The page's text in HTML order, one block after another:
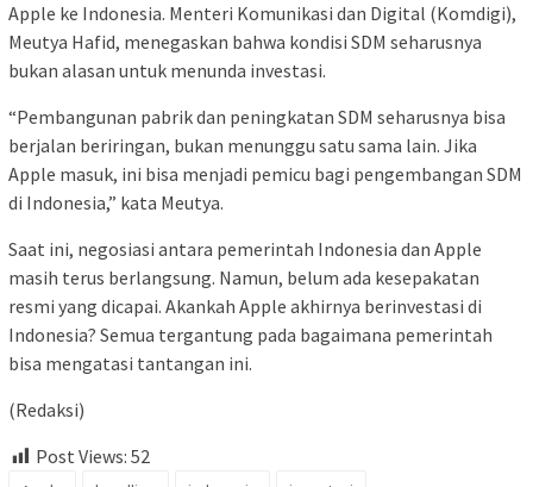
Apple ke Indonesia. Menteri Komunikasi dan Digital (Komdigi),
Meutya Hafid, menegaskan bahwa kondisi SDM seharusnya
bukan alasan untuk menunda investasi.
“Pembangunan pabrik dan peningkatan SDM seharusnya bisa
berjalan beriringan, bukan menunggu satu sama lain. Jika
Apple masuk, ini bisa menjadi pemicu bagi pengembangan SDM
di Indonesia,” kata Meutya.
Saat ini, negosiasi antara pemerintah Indonesia dan Apple
masih terus berlangsung. Namun, belum ada kesepakatan
resmi yang dicapai. Akankah Apple akhirnya berinvestasi di
Indonesia? Semua tergantung pada bagaimana pemerintah
bisa mengatasi tantangan ini.
(Redaksi)
Post Views: 52